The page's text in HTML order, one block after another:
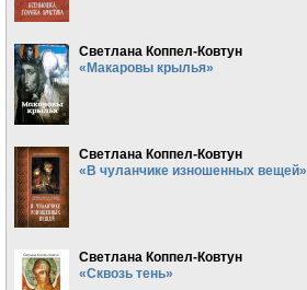
Светлана Коппел-Ковтун
«Макаровы крылья»
Светлана Коппел-Ковтун
«В чуланчике изношенных вещей»
Светлана Коппел-Ковтун
«Сквозь тень»